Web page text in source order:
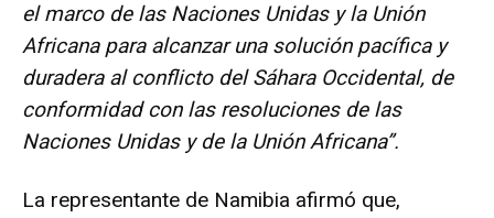
el marco de las Naciones Unidas y la Unión
Africana para alcanzar una solución pacífica y
duradera al conflicto del Sáhara Occidental, de
conformidad con las resoluciones de las
Naciones Unidas y de la Unión Africana”.
La representante de Namibia afirmó que,